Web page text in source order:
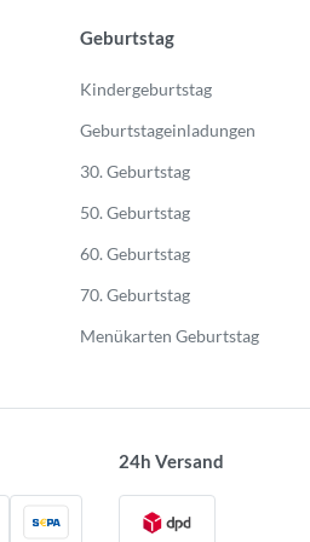
Geburtstag
Kindergeburtstag
Geburtstageinladungen
30. Geburtstag
50. Geburtstag
60. Geburtstag
70. Geburtstag
Menükarten Geburtstag
24h Versand